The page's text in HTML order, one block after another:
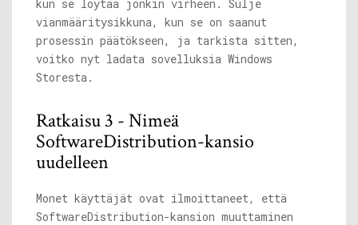
kun se löytää jonkin virheen. Sulje
vianmääritysikkuna, kun se on saanut
prosessin päätökseen, ja tarkista sitten,
voitko nyt ladata sovelluksia Windows
Storesta.
Ratkaisu 3 - Nimeä
SoftwareDistribution-kansio
uudelleen
Monet käyttäjät ovat ilmoittaneet, että
SoftwareDistribution-kansion muuttaminen